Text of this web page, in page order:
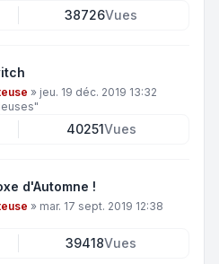
38726Vues
» jeu. 19 déc. 2019 13:32
40251Vues
d'Automne !
» mar. 17 sept. 2019 12:38
39418Vues